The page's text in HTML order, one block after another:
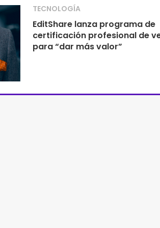
TECNOLOGÍA
EditShare lanza programa de
certificación profesional de
para “dar más valor”